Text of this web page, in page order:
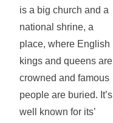
is a big church and a
national shrine, a
place, where English
kings and queens are
crowned and famous
people are buried. It’s
well known for its’